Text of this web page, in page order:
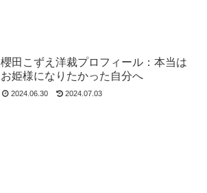
櫻田こずえ洋裁プロフィール：本当は
お姫様になりたかった自分へ
2024.06.30 2024.07.03